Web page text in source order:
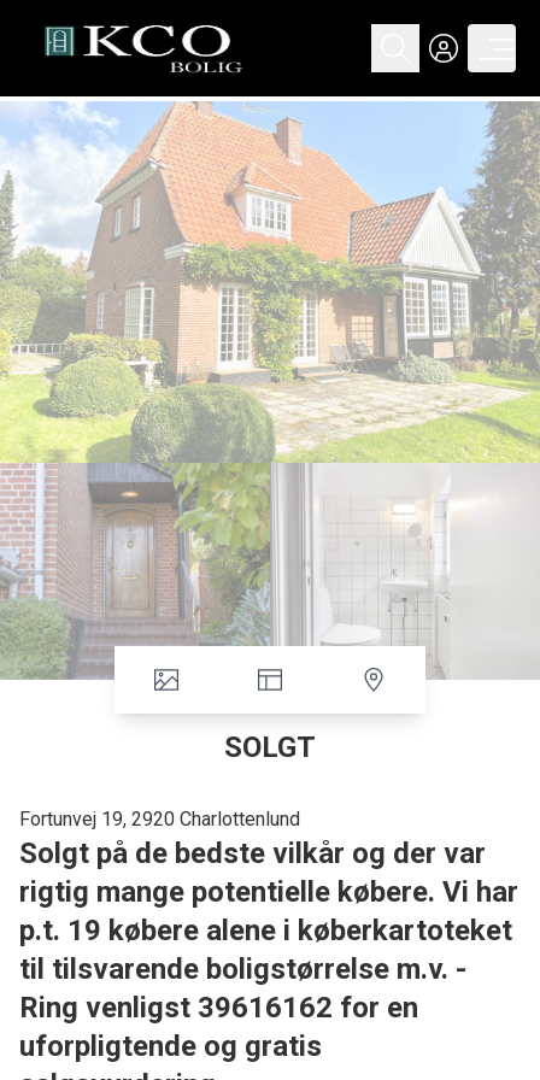
SOLGT
Fortunvej 19, 2920 Charlottenlund
Solgt på de bedste vilkår og der var
rigtig mange potentielle købere. Vi har
p.t. 19 købere alene i køberkartoteket
til tilsvarende boligstørrelse m.v. -
Ring venligst 39616162 for en
uforpligtende og gratis